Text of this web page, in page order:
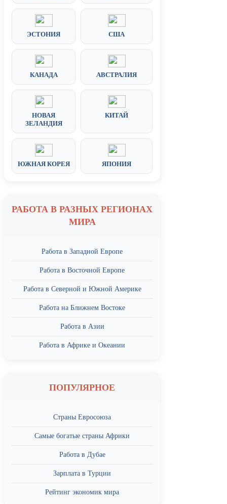
ЭСТОНИЯ США
КАНАДА АВСТРАЛИЯ
НОВАЯ
ЗЕЛАНДИЯ
КИТАЙ
ЮЖНАЯ КОРЕЯ ЯПОНИЯ
РАБОТА В РАЗНЫХ РЕГИОНАХ
МИРА
Работа в Западной Европе
Работа в Восточной Европе
Работа в Северной и Южной Америке
Работа на Ближнем Востоке
Работа в Азии
Работа в Африке и Океании
ПОПУЛЯРНОЕ
Страны Евросоюза
Самые богатые страны Африки
Работа в Дубае
Зарплата в Турции
Рейтинг экономик мира